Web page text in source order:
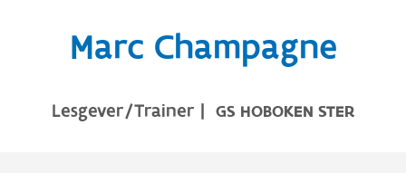
Marc Champagne
Lesgever/Trainer | GS HOBOKEN STER